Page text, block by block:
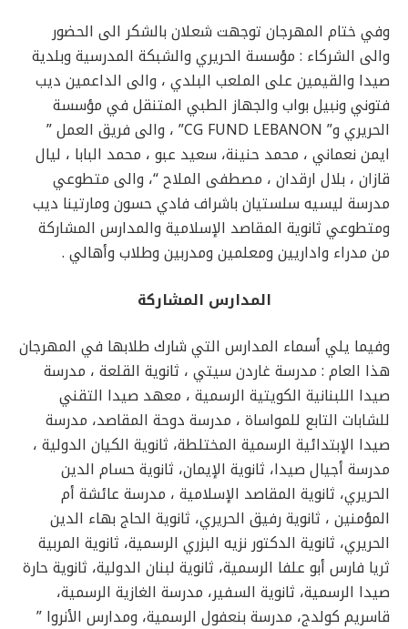
وفي ختام المهرجان توجهت شعلان بالشكر الى الحضور
والى الشركاء : مؤسسة الحريري والشبكة المدرسية وبلدية
صيدا والقيمين على الملعب البلدي ، والى الداعمين ديب
فتوني ونبيل بواب والجهاز الطبي المتنقل في مؤسسة
الحريري و” CG FUND LEBANON” ، والى فريق العمل ”
ايمن نعماني ، محمد حنينة، سعيد عبو ، محمد البابا ، ليال
قازان ، بلال ارقدان ، مصطفى الملاح “، والى متطوعي
مدرسة ليسيه سلستيان باشراف فادي حسون ومارتينا ديب
ومتطوعي ثانوية المقاصد الإسلامية والمدارس المشاركة
من مدراء واداريين ومعلمين ومدربين وطلاب وأهالي .
المدارس المشاركة
وفيما يلي أسماء المدارس التي شارك طلابها في المهرجان
هذا العام : مدرسة غاردن سيتي ، ثانوية القلعة ، مدرسة
صيدا اللبنانية الكويتية الرسمية ، معهد صيدا التقني
للشابات التابع للمواساة ، مدرسة دوحة المقاصد، مدرسة
صيدا الإبتدائية الرسمية المختلطة، ثانوية الكيان الدولية ،
مدرسة أجيال صيدا، ثانوية الإيمان، ثانوية حسام الدين
الحريري، ثانوية المقاصد الإسلامية ، مدرسة عائشة أم
المؤمنين ، ثانوية رفيق الحريري، ثانوية الحاج بهاء الدين
الحريري، ثانوية الدكتور نزيه البزري الرسمية، ثانوية المربية
ثريا فارس أبو علفا الرسمية، ثانوية لبنان الدولية، ثانوية حارة
صيدا الرسمية، ثانوية السفير، مدرسة الغازية الرسمية،
قاسريم كولدج، مدرسة بنعفول الرسمية، ومدارس الأنروا ”